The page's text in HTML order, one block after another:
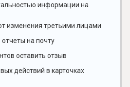
информации на
изменения третьими лицами
на почту
оставить отзыв
действий в карточках